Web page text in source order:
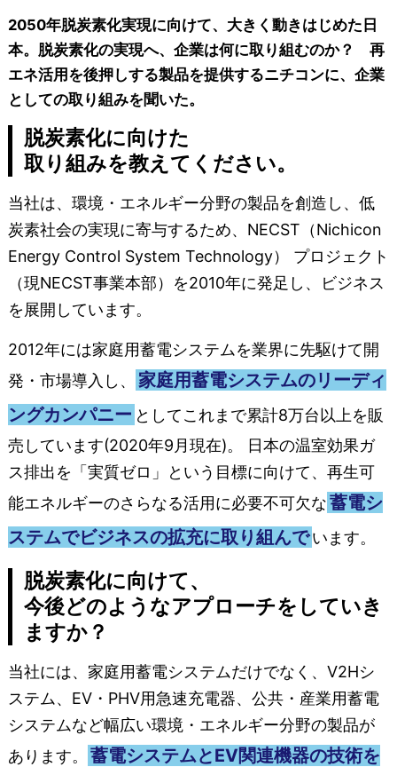
2050年脱炭素化実現に向けて、大きく動きはじめた日
本。脱炭素化の実現へ、企業は何に取り組むのか？ 再
エネ活用を後押しする製品を提供するニチコンに、企業
としての取り組みを聞いた。
脱炭素化に向けた
取り組みを教えてください。
当社は、環境・エネルギー分野の製品を創造し、低
炭素社会の実現に寄与するため、NECST（Nichicon
Energy Control System Technology） プロジェクト
（現NECST事業本部）を2010年に発足し、ビジネス
を展開しています。
2012年には家庭用蓄電システムを業界に先駆けて開
発・市場導入し、
家庭用蓄電システムのリーディ
ングカンパニー としてこれまで累計8万台以上を販
売しています(2020年9月現在)。 日本の温室効果ガ
ス排出を「実質ゼロ」という目標に向けて、再生可
能エネルギーのさらなる活用に必要不可欠な蓄電シ
ステムでビジネスの拡充に取り組んでいます。
脱炭素化に向けて、
今後どのようなアプローチをしていき
ますか？
当社には、家庭用蓄電システムだけでなく、V2Hシ
ステム、EV・PHV用急速充電器、公共・産業用蓄電
システムなど幅広い環境・エネルギー分野の製品が
あります。
蓄電システムとEV関連機器の技術を